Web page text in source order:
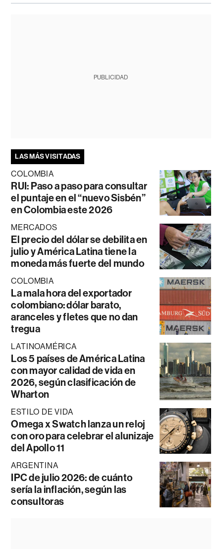
PUBLICIDAD
LAS MÁS VISITADAS
COLOMBIA
RUI: Paso a paso para consultar
el puntaje en el “nuevo Sisbén”
en Colombia este 2026
MERCADOS
El precio del dólar se debilita en
julio y América Latina tiene la
moneda más fuerte del mundo
COLOMBIA
La mala hora del exportador
colombiano: dólar barato,
aranceles y fletes que no dan
tregua
LATINOAMÉRICA
Los 5 países de América Latina
con mayor calidad de vida en
2026, según clasificación de
Wharton
ESTILO DE VIDA
Omega x Swatch lanza un reloj
con oro para celebrar el alunizaje
del Apollo 11
ARGENTINA
IPC de julio 2026: de cuánto
sería la inflación, según las
consultoras